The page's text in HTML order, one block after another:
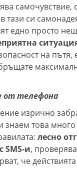
тази си
едно просто
на
от телефона
изрично
знаем това
лесно
SMS-и,
че